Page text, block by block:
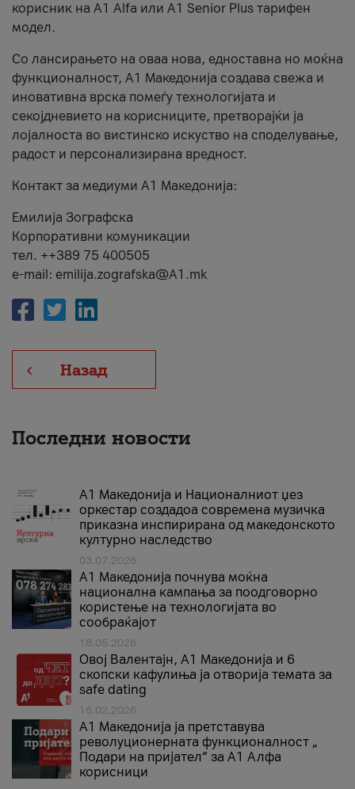
корисник на А1 Alfa или A1 Senior Plus тарифен
модел.
Со лансирањето на оваа нова, едноставна но моќна
функционалност, А1 Македонија создава свежа и
иновативна врска помеѓу технологијата и
секојдневието на корисниците, претворајќи ја
лојалноста во вистинско искуство на споделување,
радост и персонализирана вредност.
Контакт за медиуми А1 Македонија:
Емилија Зографска
Корпоративни комуникации
тел. ++389 75 400505
e-mail: emilija.zografska@A1.mk
Назад
Последни новости
А1 Македонија и Националниот џез
оркестар создадоа современа музичка
приказна инспирирана од македонското
културно наследство
03.07.2026
A1 Македонија почнува моќна
национална кампања за поодговорно
користење на технологијата во
сообраќајот
18.05.2026
Овој Валентајн, A1 Македонија и 6
скопски кафулиња ја отворија темата за
safe dating
16.02.2026
А1 Македонија ја претставува
револуционерната функционалност „
Подари на пријател“ за А1 Алфа
корисници